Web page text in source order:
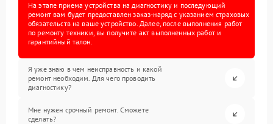
На этапе приема устройства на диагностику и последующий
ремонт вам будет предоставлен заказ-наряд с указанием страховых
обязательств на ваше устройство. Далее, после выполнения работ
по ремонту техники, вы получите акт выполненных работ и
гарантийный талон.
Я уже знаю в чем неисправность и какой
ремонт необходим. Для чего проводить
диагностику?
Мне нужен срочный ремонт. Сможете
сделать?